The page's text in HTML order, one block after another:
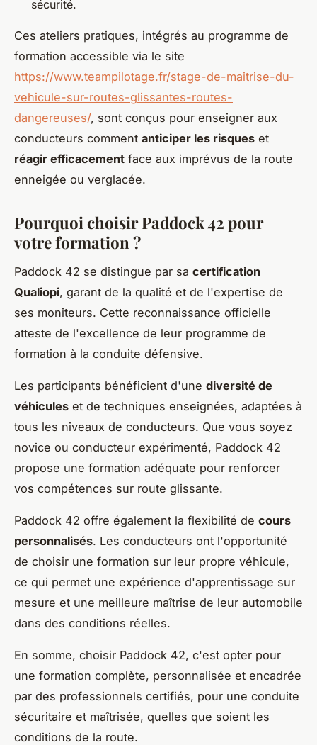
sécurité.
Ces ateliers pratiques, intégrés au programme de
formation accessible via le site
https://www.teampilotage.fr/stage-de-maitrise-du-
vehicule-sur-routes-glissantes-routes-
dangereuses/, sont conçus pour enseigner aux
conducteurs comment anticiper les risques et
réagir efficacement face aux imprévus de la route
enneigée ou verglacée.
Pourquoi choisir Paddock 42 pour
votre formation ?
Paddock 42 se distingue par sa certification
Qualiopi, garant de la qualité et de l'expertise de
ses moniteurs. Cette reconnaissance officielle
atteste de l'excellence de leur programme de
formation à la conduite défensive.
Les participants bénéficient d'une diversité de
véhicules et de techniques enseignées, adaptées à
tous les niveaux de conducteurs. Que vous soyez
novice ou conducteur expérimenté, Paddock 42
propose une formation adéquate pour renforcer
vos compétences sur route glissante.
Paddock 42 offre également la flexibilité de cours
personnalisés. Les conducteurs ont l'opportunité
de choisir une formation sur leur propre véhicule,
ce qui permet une expérience d'apprentissage sur
mesure et une meilleure maîtrise de leur automobile
dans des conditions réelles.
En somme, choisir Paddock 42, c'est opter pour
une formation complète, personnalisée et encadrée
par des professionnels certifiés, pour une conduite
sécuritaire et maîtrisée, quelles que soient les
conditions de la route.